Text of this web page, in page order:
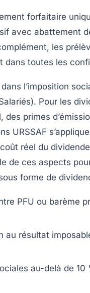
forfaitaire
avec abattement
les
dans toutes les
l’imposition
Pour les
primes
URSSAF
réel du
de ces aspects
forme de
PFU ou barème
au résultat
au-delà de 10